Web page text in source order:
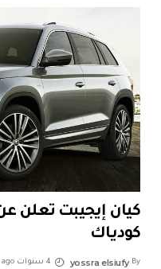
كيان إيجيبت تعلن
كودياك
By
yossra elsiufy 4 سنوات ago